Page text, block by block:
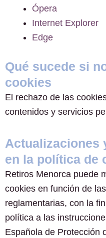
Ópera
Internet Explorer
Edge
Qué sucede si
cookies
El rechazo de las
contenidos y servicios
Actualizaciones
en la política de
Retiros Menorca puede
cookies en función de
reglamentarias, con la
política a las
Española de Protección